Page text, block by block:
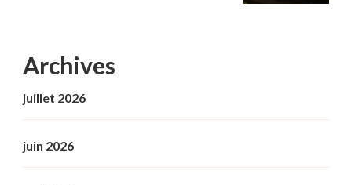
Archives
juillet 2026
juin 2026